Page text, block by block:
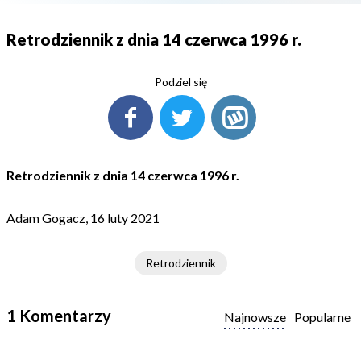
Retrodziennik z dnia 14 czerwca 1996 r.
Podziel się
Retrodziennik z dnia 14 czerwca 1996 r.
Adam Gogacz, 16 luty 2021
Retrodziennik
1 Komentarzy Popularne
Najnowsze